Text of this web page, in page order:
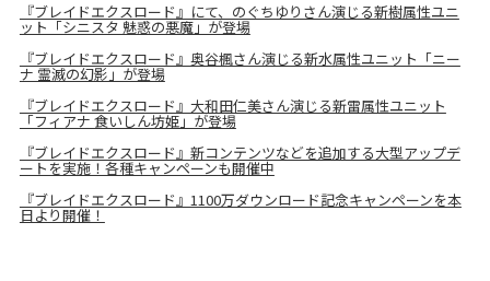
『ブレイドエクスロード』にて、のぐちゆりさん演じる新樹属性ユニ
ット「シニスタ 魅惑の悪魔」が登場
『ブレイドエクスロード』奥谷楓さん演じる新水属性ユニット「ニー
ナ 霊滅の幻影」が登場
『ブレイドエクスロード』大和田仁美さん演じる新雷属性ユニット
「フィアナ 食いしん坊姫」が登場
『ブレイドエクスロード』新コンテンツなどを追加する大型アップデ
ートを実施！各種キャンペーンも開催中
『ブレイドエクスロード』1100万ダウンロード記念キャンペーンを本
日より開催！